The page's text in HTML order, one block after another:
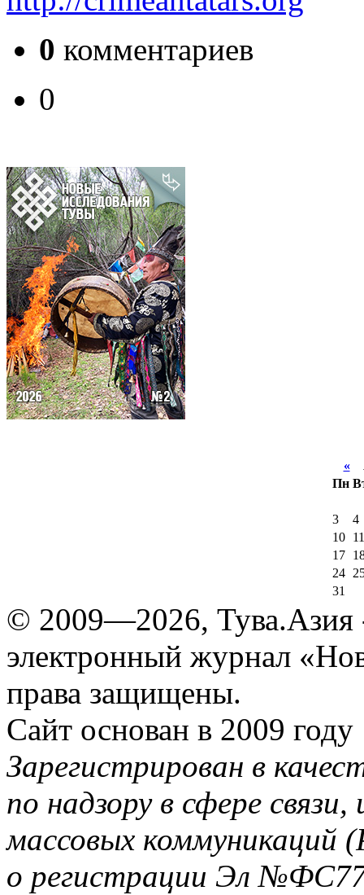
0 комментариев
0
«
Пн
3
4
10
11
17
24
31
© 2009—2026, Тува.Азия
электронный журнал
права защищены.
Сайт основан в 2009 году
Зарегистрирован в
по надзору в сфере
массовых коммуникаций
о регистрации Эл